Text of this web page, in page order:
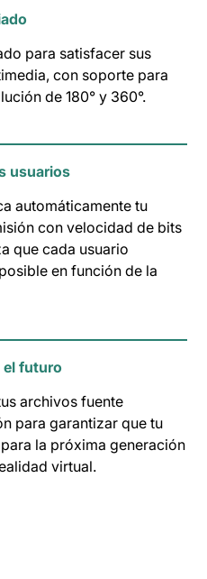
para satisfacer sus
con soporte para
de 180° y 360°.
usuarios
automáticamente tu
con velocidad de bits
que cada usuario
en función de la
el futuro
archivos fuente
para garantizar que tu
la próxima generación
virtual.